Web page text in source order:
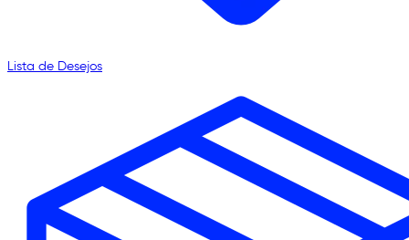
Lista de Desejos